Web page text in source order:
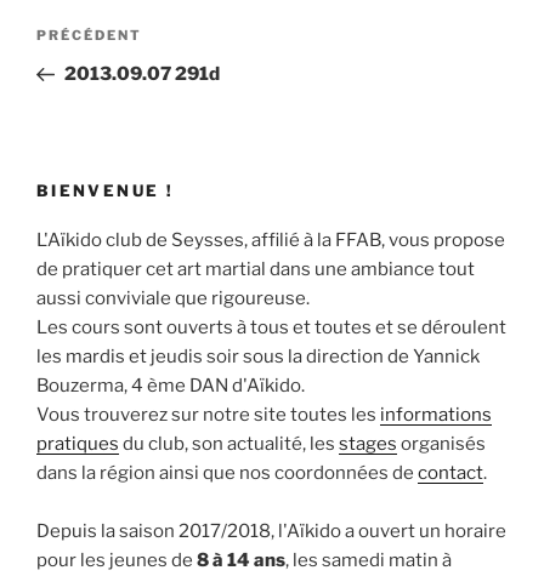
Navigation
l’article
Article
précédent
PRÉCÉDENT
2013.09.07 291d
BIENVENUE !
L'Aïkido club de Seysses, affilié à la FFAB, vous propose
de pratiquer cet art martial dans une ambiance tout
aussi conviviale que rigoureuse.
Les cours sont ouverts à tous et toutes et se déroulent
les mardis et jeudis soir sous la direction de Yannick
Bouzerma, 4 ème DAN d'Aïkido.
Vous trouverez sur notre site toutes les informations
pratiques du club, son actualité, les stages organisés
dans la région ainsi que nos coordonnées de contact.
Depuis la saison 2017/2018, l'Aïkido a ouvert un horaire
pour les jeunes de 8 à 14 ans, les samedi matin à